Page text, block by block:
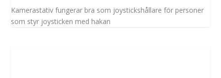
Kamerastativ fungerar bra som joystickshållare för personer
som styr joysticken med hakan